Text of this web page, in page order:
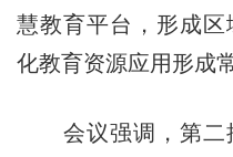
慧教育平台，形成
化教育资源应用形成
会议强调，第二